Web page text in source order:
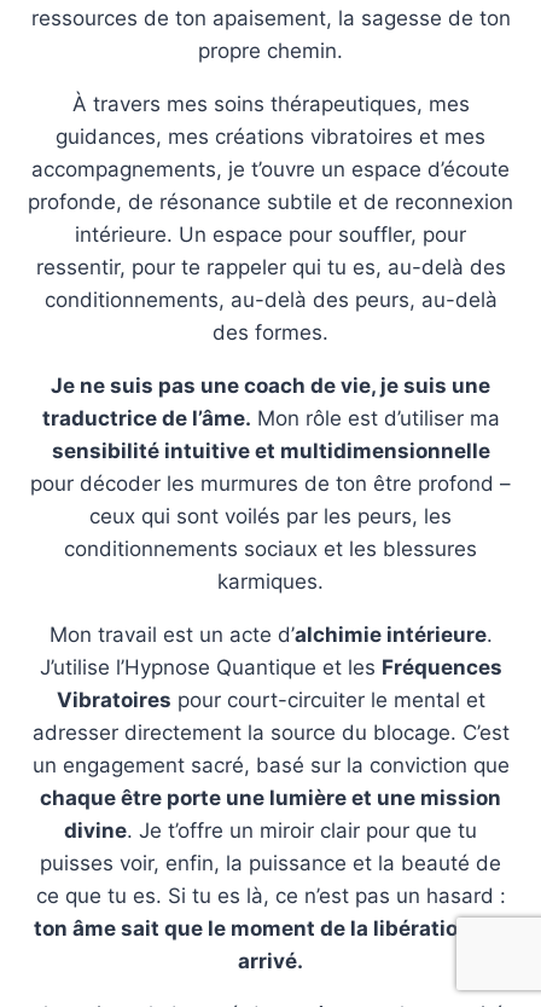
ressources de ton apaisement, la sagesse de ton
propre chemin.
À travers mes soins thérapeutiques, mes
guidances, mes créations vibratoires et mes
accompagnements, je t’ouvre un espace d’écoute
profonde, de résonance subtile et de reconnexion
intérieure. Un espace pour souffler, pour
ressentir, pour te rappeler qui tu es, au-delà des
conditionnements, au-delà des peurs, au-delà
des formes.
Je ne suis pas une coach de vie, je suis une
traductrice de l’âme. Mon rôle est d’utiliser ma
sensibilité intuitive et multidimensionnelle
pour décoder les murmures de ton être profond –
ceux qui sont voilés par les peurs, les
conditionnements sociaux et les blessures
karmiques.
Mon travail est un acte d’alchimie intérieure.
J’utilise l’Hypnose Quantique et les Fréquences
Vibratoires pour court-circuiter le mental et
adresser directement la source du blocage. C’est
un engagement sacré, basé sur la conviction que
chaque être porte une lumière et une mission
divine. Je t’offre un miroir clair pour que tu
puisses voir, enfin, la puissance et la beauté de
ce que tu es. Si tu es là, ce n’est pas un hasard :
ton âme sait que le moment de la libération est
arrivé.